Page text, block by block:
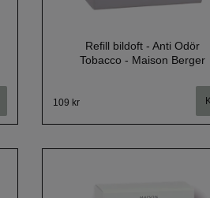
Refill bildoft - Anti Odör
Tobacco - Maison Berger
109 kr